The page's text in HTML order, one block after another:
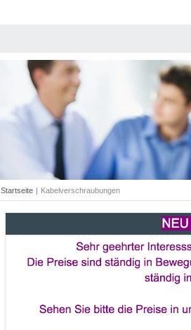
Startseite | Kabelverschraubungen